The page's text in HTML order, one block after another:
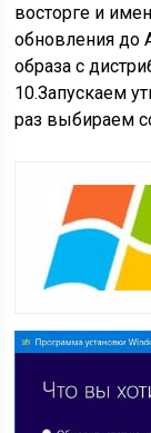
восторге и
обновления до
образа с
10.Запускаем
раз выбираем